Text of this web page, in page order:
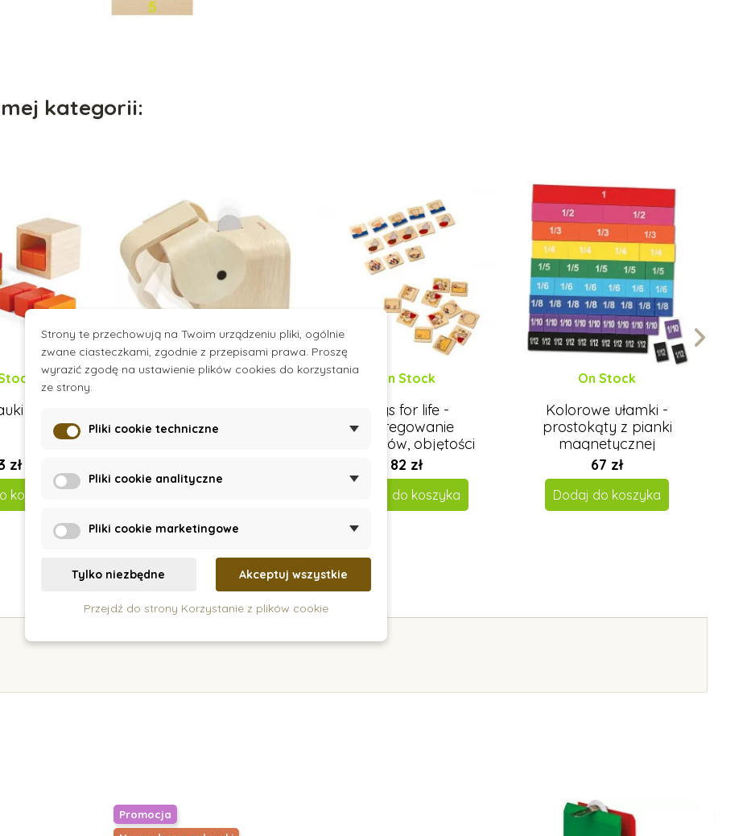
kategorii:
ułamków
zł
koszyka
On Request On Stock
Toys for life -
segregowanie
obrazków, objętości
82 zł
Dodaj do koszyka
On Stock
Kolorowe ułamki -
prostokąty z pianki
magnetycznej
67 zł
Dodaj do koszyka
Promocja
Strony te przechowują na Twoim urządzeniu pliki, ogólnie
zwane ciasteczkami, zgodnie z przepisami prawa. Proszę
wyrazić zgodę na ustawienie plików cookies do korzystania
ze strony.
Pliki cookie techniczne
Pliki cookie analityczne
Pliki cookie marketingowe
Tylko niezbędne Akceptuj wszystkie
Przejdź do strony Korzystanie z plików cookie